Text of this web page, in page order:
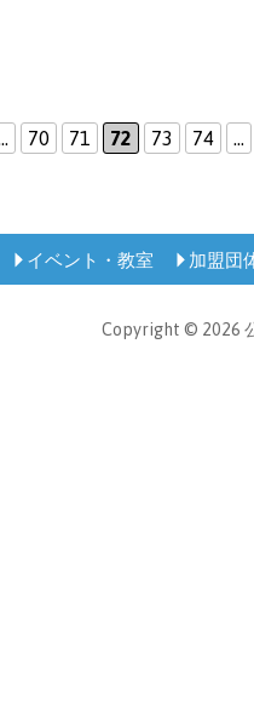
70 71 72 73 74 ...
イベント・教室 加盟団
Copyright © 2026